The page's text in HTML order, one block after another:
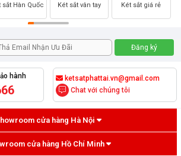
sắt Hàn Quốc Két sắt vân tay Két sắt giá rẻ
hành
ketsatphattai.vn@gmail.com
Chat với chúng tôi
cửa hàng Hà Nội
cửa hàng Hồ Chí Minh